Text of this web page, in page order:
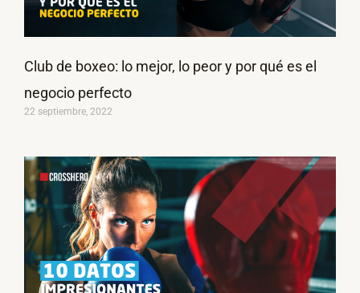
Club de boxeo: lo mejor, lo peor y por qué es el
negocio perfecto
22 septiembre, 2022